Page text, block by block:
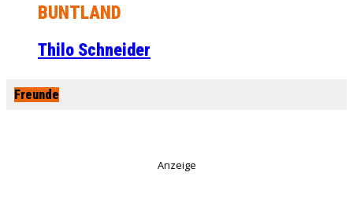
BUNTLAND
Thilo Schneider
Freunde
Anzeige